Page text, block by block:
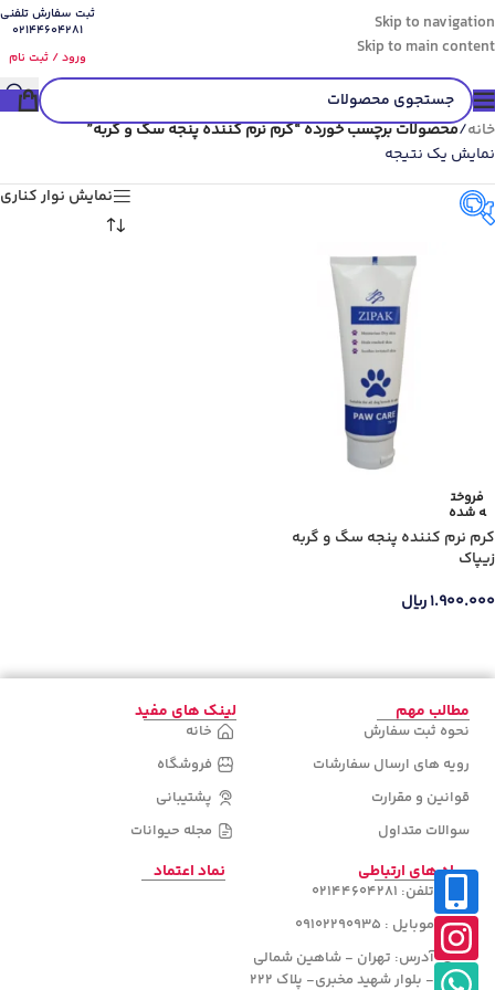
Skip to navigation
Skip to main content
ثبت سفارش تلفنی
02144604281
ورود / ثبت نام
خانه/محصولات برچسب خورده “کرم نرم کننده پنجه سگ و گربه”
نمایش یک نتیجه
گونه حیوان
دسته‌های
نمایش نوار کناری
فروخت
ه شده
کرم نرم کننده پنجه سگ و گربه
زیپاک
۱.۹۰۰.۰۰۰ریال
مطالب مهم
نحوه ثبت سفارش
رویه های ارسال سفارشات
قوانین و مقرارت
سوالات متداول
لینک های مفید
خانه
فروشگاه
پشتیبانی
مجله حیوانات
راه های ارتباطی
تلفن: 02144604281
موبایل : 09102290935
آدرس: تهران - شاهین شمالی
- بلوار شهید مخبری- پلاک 222
نماد اعتماد